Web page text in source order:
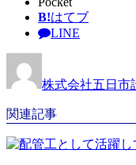
B!はてブ
LINE
株式会社五日市
関連記事